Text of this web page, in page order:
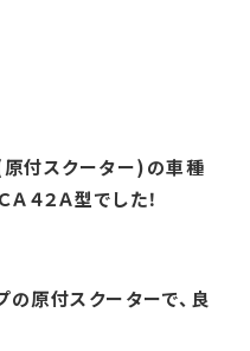
原付スクーター)の車種
４２Ａ型でした！
の原付スクーターで、良